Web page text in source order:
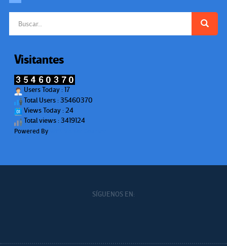
Visitantes
Users Today : 17
Total Users : 35460370
Views Today : 24
Total views : 3419124
Powered By
SÍGUENOS EN: